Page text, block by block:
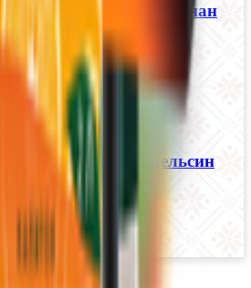
«Bubble» киви, банан
«Каскад» апельсин